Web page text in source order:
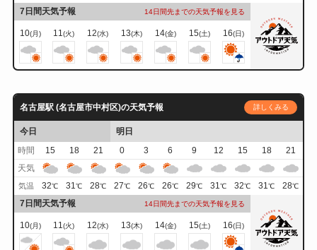
7日間天気予報 14日間先までの天気予報を見る
10(月) 11(火) 12(水) 13(木) 14(金) 15(土) 16(日)
名古屋駅 (名古屋市中村区)の天気予報 詳しくみる
今日
明日
時間
15 18 21 0 3 6 9 12 15 18
21
天気
気温 32℃ 31℃ 28℃ 27℃ 26℃ 26℃ 29℃ 31℃ 32℃ 31℃ 28℃
7日間天気予報 14日間先までの天気予報を見る
10(月) 11(火) 12(水) 13(木) 14(金) 15(土) 16(日)